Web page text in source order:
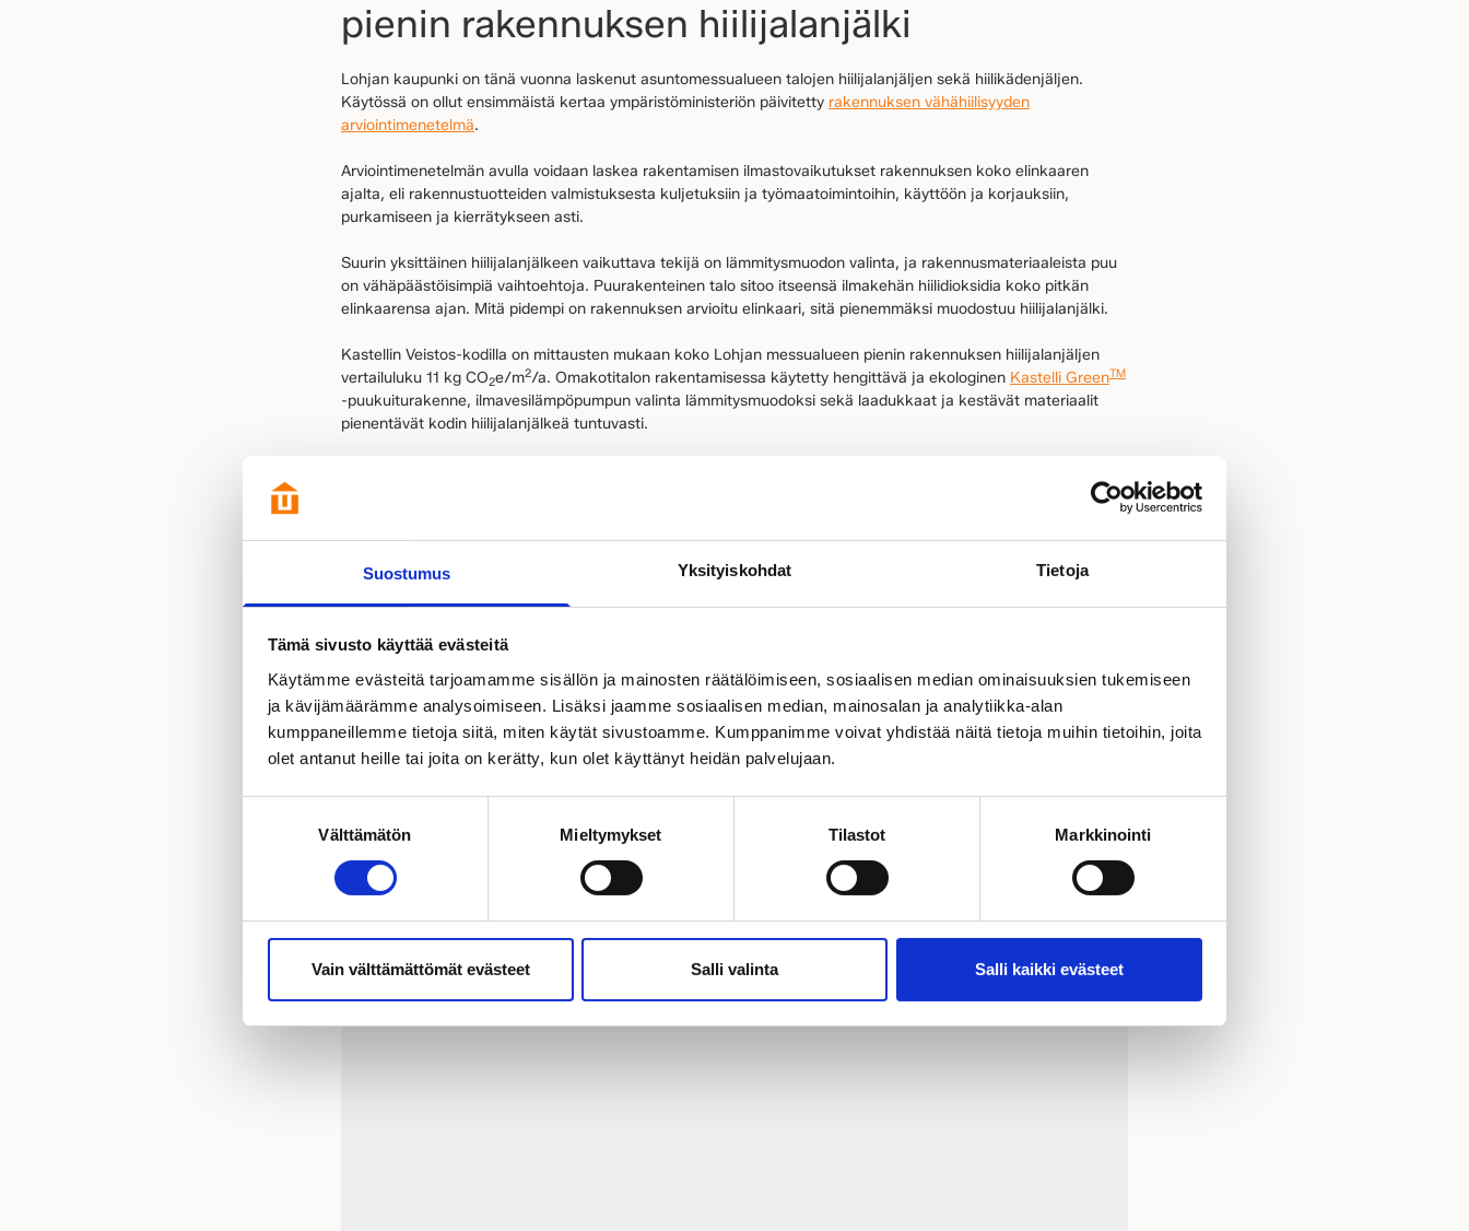
Suostumus Yksityiskohdat Tietoja
Tämä sivusto käyttää evästeitä
Käytämme evästeitä tarjoamamme sisällön ja mainosten räätälöimiseen, sosiaalisen median ominaisuuksien tukemiseen
ja kävijämäärämme analysoimiseen. Lisäksi jaamme sosiaalisen median, mainosalan ja analytiikka-alan
kumppaneillemme tietoja siitä, miten käytät sivustoamme. Kumppanimme voivat yhdistää näitä tietoja muihin tietoihin, joita
olet antanut heille tai joita on kerätty, kun olet käyttänyt heidän palvelujaan.
Välttämätön Mieltymykset Tilastot Markkinointi
Vain välttämättömät evästeet Salli valinta Salli kaikki evästeet
pienin rakennuksen hiilijalanjälki
Lohjan kaupunki on tänä vuonna laskenut asuntomessualueen talojen hiilijalanjäljen sekä hiilikädenjäljen.
Käytössä on ollut ensimmäistä kertaa ympäristöministeriön päivitetty rakennuksen vähähiilisyyden
arviointimenetelmä.
Arviointimenetelmän avulla voidaan laskea rakentamisen ilmastovaikutukset rakennuksen koko elinkaaren
ajalta, eli rakennustuotteiden valmistuksesta kuljetuksiin ja työmaatoimintoihin, käyttöön ja korjauksiin,
purkamiseen ja kierrätykseen asti.
Suurin yksittäinen hiilijalanjälkeen vaikuttava tekijä on lämmitysmuodon valinta, ja rakennusmateriaaleista puu
on vähäpäästöisimpiä vaihtoehtoja. Puurakenteinen talo sitoo itseensä ilmakehän hiilidioksidia koko pitkän
elinkaarensa ajan. Mitä pidempi on rakennuksen arvioitu elinkaari, sitä pienemmäksi muodostuu hiilijalanjälki.
Kastellin Veistos-kodilla on mittausten mukaan koko Lohjan messualueen pienin rakennuksen hiilijalanjäljen
vertailuluku 11 kg CO2e/m2/a. Omakotitalon rakentamisessa käytetty hengittävä ja ekologinen Kastelli GreenTM
-puukuiturakenne, ilmavesilämpöpumpun valinta lämmitysmuodoksi sekä laadukkaat ja kestävät materiaalit
pienentävät kodin hiilijalanjälkeä tuntuvasti.
messukohteissamme
Kastellin tietotaito ja aito intohimo toimivien kotien rakentamiseen kumpuaa 100-vuotiaasta
perheyritystaustastamme. Niinpä olemme käyttäneet myös messukohteiden sisustuksessa paljon suomalaisten
perheyritysten kädentaidoilla syntyneitä huonekaluja, sisustustuotteita, taidetta sekä ekologisia, vesipestäviä
materiaaleja.
Yhteistyökumppaneitamme ovat mm. Puustelli, Adea, Nikari, Woodnotes, Lundia, Finarte, VM-Carpet, Anno,
Lapuan Kankurit ja puusepänliikkeet Halwest, Puusepänliike Hannes Oy sekä Dejlig & Siniranta. Taidetta löytyi